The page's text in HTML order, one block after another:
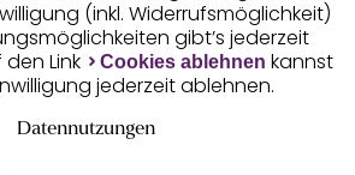
(inkl. Widerrufsmöglichkeit)
gibt’s jederzeit
den Link Cookies ablehnen kannst
jederzeit ablehnen.
Datennutzungen